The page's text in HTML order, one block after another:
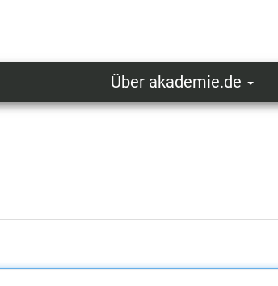
User
Über akademie.de